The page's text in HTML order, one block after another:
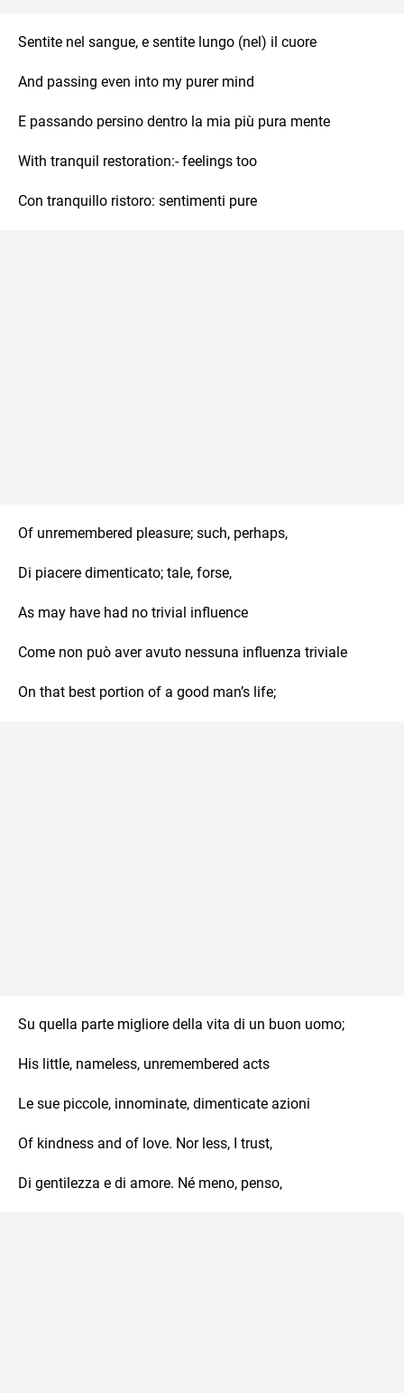
Sentite nel sangue, e sentite lungo (nel) il cuore
And passing even into my purer mind
E passando persino dentro la mia più pura mente
With tranquil restoration:- feelings too
Con tranquillo ristoro: sentimenti pure
Of unremembered pleasure; such, perhaps,
Di piacere dimenticato; tale, forse,
As may have had no trivial influence
Come non può aver avuto nessuna influenza triviale
On that best portion of a good man’s life;
Su quella parte migliore della vita di un buon uomo;
His little, nameless, unremembered acts
Le sue piccole, innominate, dimenticate azioni
Of kindness and of love. Nor less, I trust,
Di gentilezza e di amore. Né meno, penso,